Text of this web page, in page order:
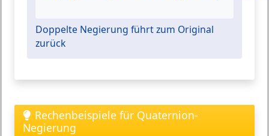
Doppelte Negierung führt zum Original
zurück
Rechenbeispiele für Quaternion-
Negierung